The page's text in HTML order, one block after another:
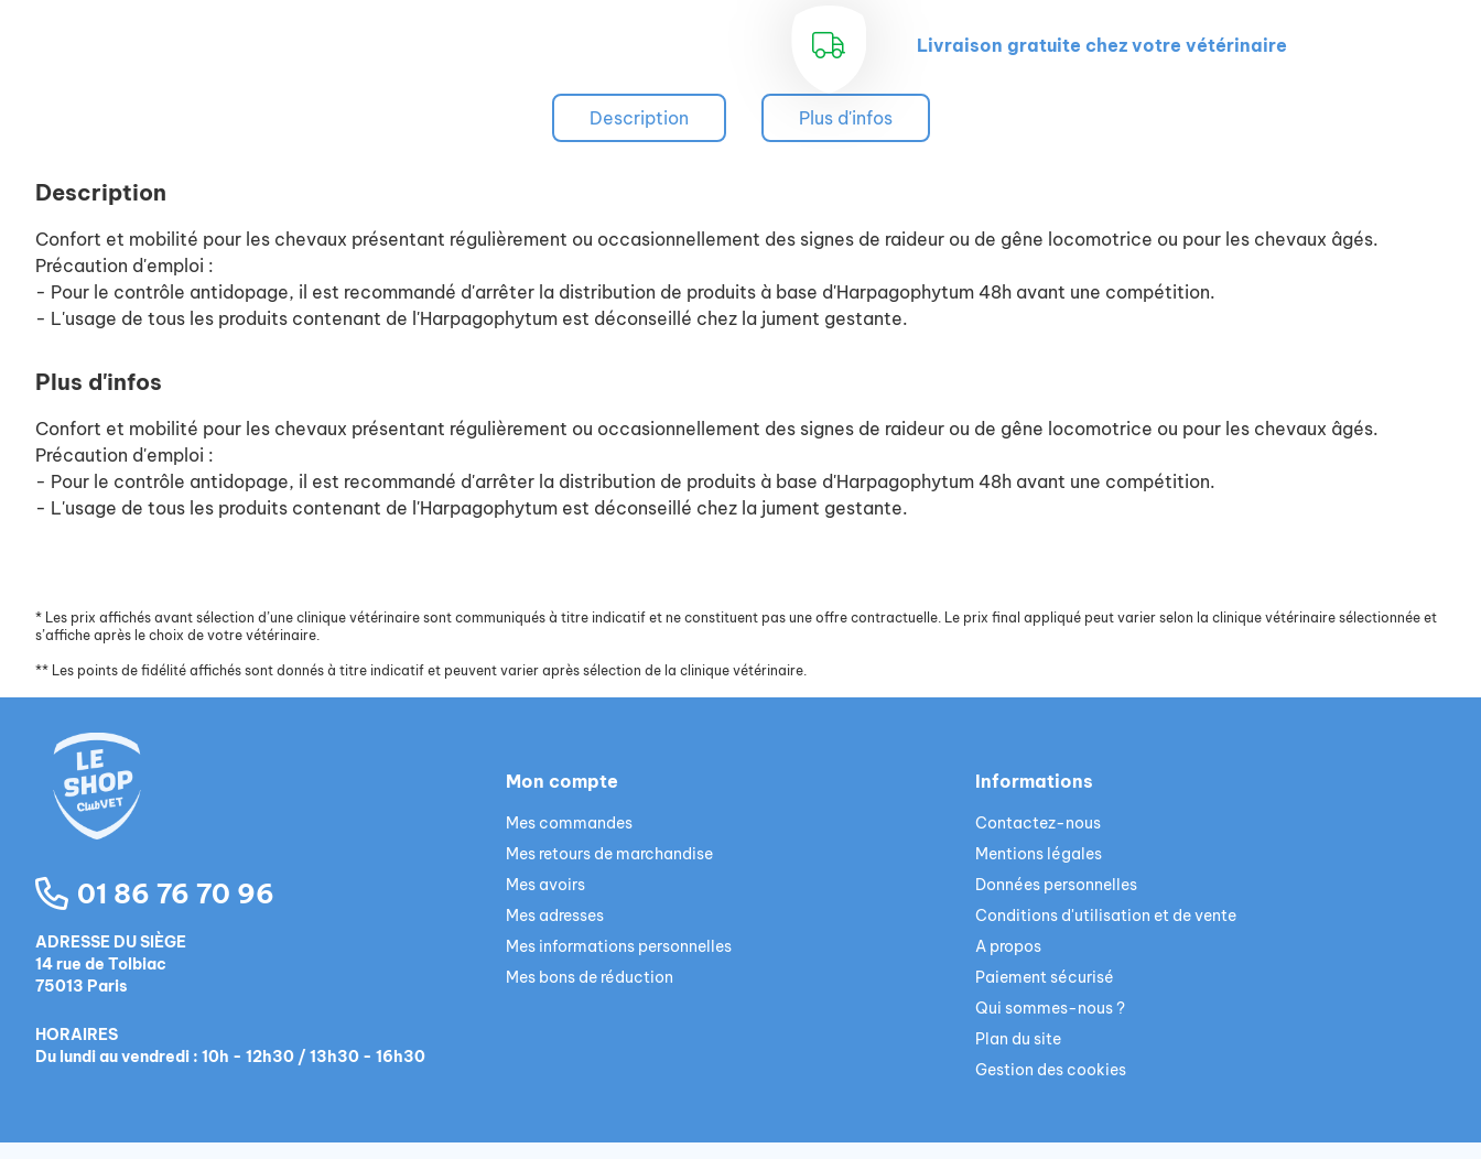
Livraison gratuite chez votre vétérinaire
Description Plus d'infos
Description
Confort et mobilité pour les chevaux présentant régulièrement ou occasionnellement des signes de raideur ou de gêne locomotrice ou pour les chevaux âgés.
Précaution d'emploi :
- Pour le contrôle antidopage, il est recommandé d'arrêter la distribution de produits à base d'Harpagophytum 48h avant une compétition.
- L'usage de tous les produits contenant de l'Harpagophytum est déconseillé chez la jument gestante.
Plus d'infos
Confort et mobilité pour les chevaux présentant régulièrement ou occasionnellement des signes de raideur ou de gêne locomotrice ou pour les chevaux âgés.
Précaution d'emploi :
- Pour le contrôle antidopage, il est recommandé d'arrêter la distribution de produits à base d'Harpagophytum 48h avant une compétition.
- L'usage de tous les produits contenant de l'Harpagophytum est déconseillé chez la jument gestante.
* Les prix affichés avant sélection d’une clinique vétérinaire sont communiqués à titre indicatif et ne constituent pas une offre contractuelle. Le prix final appliqué peut varier selon la clinique vétérinaire sélectionnée et
s’affiche après le choix de votre vétérinaire.
** Les points de fidélité affichés sont donnés à titre indicatif et peuvent varier après sélection de la clinique vétérinaire.
01 86 76 70 96
ADRESSE DU SIÈGE
14 rue de Tolbiac
75013 Paris
HORAIRES
Du lundi au vendredi : 10h - 12h30 / 13h30 - 16h30
Mon compte
Mes commandes
Mes retours de marchandise
Mes avoirs
Mes adresses
Mes informations personnelles
Mes bons de réduction
Informations
Contactez-nous
Mentions légales
Données personnelles
Conditions d'utilisation et de vente
A propos
Paiement sécurisé
Qui sommes-nous ?
Plan du site
Gestion des cookies